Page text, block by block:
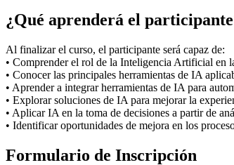
¿Qué aprenderá el
Al finalizar el curso, el participante será capaz de:
• Comprender el rol de la Inteligencia Artificial en
• Conocer las principales herramientas de IA
• Aprender a integrar herramientas de IA para
• Explorar soluciones de IA para mejorar la
• Aplicar IA en la toma de decisiones a partir de
• Identificar oportunidades de mejora en los
Formulario de Inscripción